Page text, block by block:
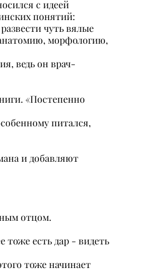
с идеей
понятий:
чуть вялые
морфологию,
ведь он врач-
«Постепенно
питался,
и добавляют
отцом.
тоже есть дар - видеть
тоже начинает